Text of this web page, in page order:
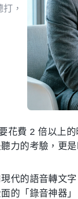
，
花費 2 倍以上
力的考驗，更
代的語音轉文
的「錄音神器